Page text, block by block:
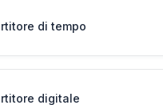
di tempo
digitale